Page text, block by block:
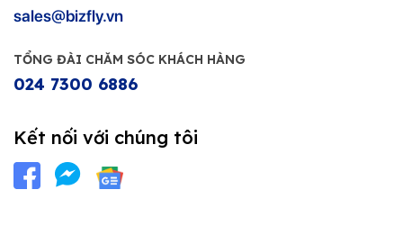
sales@bizfly.vn
TỔNG ĐÀI CHĂM SÓC KHÁCH HÀNG
024 7300 6886
Kết nối với chúng tôi